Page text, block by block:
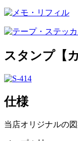
スタンプ【
仕様
当店オリジナルの図